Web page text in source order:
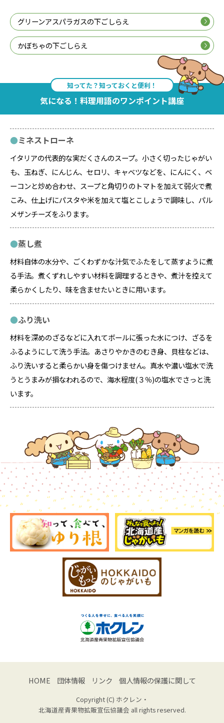
グリーンアスパラガスの下ごしらえ
かぼちゃの下ごしらえ
知ってた？知っておくと便利！
気になる！料理用語のワンポイント講座
ミネストローネ
イタリアの代表的な実だくさんのスープ。小さく切ったじゃがい
も、玉ねぎ、にんじん、セロリ、キャベツなどを、にんにく、ベ
ーコンと炒め合わせ、スープと角切りのトマトを加えて弱火で煮
こみ、仕上げにパスタや米を加えて塩とこしょうで調味し、パル
メザンチーズをふります。
蒸し煮
材料自体の水分や、ごくわずかな汁気でふたをして蒸すように煮
る手法。煮くずれしやすい材料を調理するときや、煮汁を控えて
柔らかくしたり、味を含ませたいときに用います。
ふり洗い
材料を深めのざるなどに入れてボールに張った水につけ、ざるを
ふるようにして洗う手法。あさりやかきのむき身、貝柱などは、
ふり洗いすると柔らかい身を傷つけません。真水や濃い塩水で洗
うとうまみが損なわれるので、海水程度(３％)の塩水でさっと洗
います。
HOME 団体情報 リンク 個人情報の保護に関して
Copyright (C) ホクレン・
北海道産青果物拡販宣伝協議会 all rights reserved.